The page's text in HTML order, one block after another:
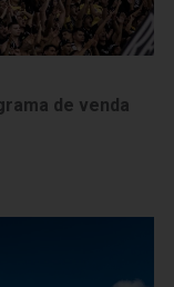
de venda